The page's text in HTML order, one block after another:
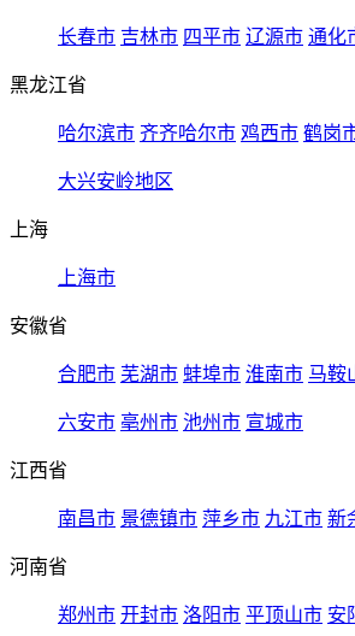
长春市 吉林市 四平市 辽源市 通化
黑龙江省
哈尔滨市 齐齐哈尔市 鸡西市 鹤岗
大兴安岭地区
上海
上海市
安徽省
合肥市 芜湖市 蚌埠市 淮南市 马鞍
六安市 亳州市 池州市 宣城市
江西省
南昌市 景德镇市 萍乡市 九江市 新
河南省
郑州市 开封市 洛阳市 平顶山市 安